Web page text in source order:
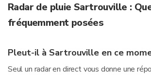
Radar de pluie Sartrouville :
fréquemment posées
Pleut-il à Sartrouville en ce
Seul un radar en direct vous donne une